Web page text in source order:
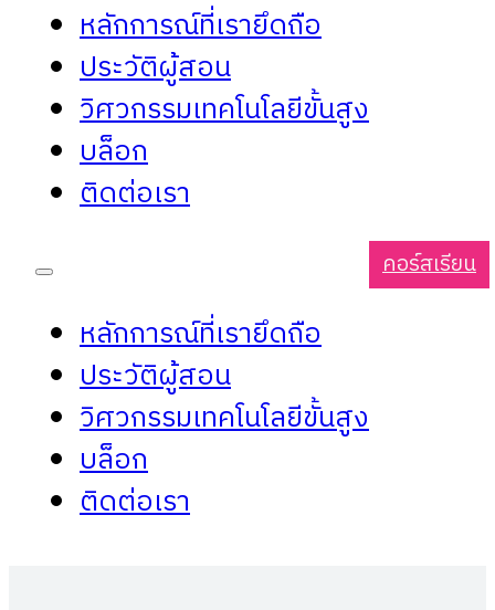
หลักการณ์ที่เรายึดถือ
ประวัติผู้สอน
วิศวกรรมเทคโนโลยีขั้นสูง
บล็อก
ติดต่อเรา
หลักการณ์ที่เรายึดถือ
ประวัติผู้สอน
วิศวกรรมเทคโนโลยีขั้นสูง
บล็อก
ติดต่อเรา
คอร์สเรียน